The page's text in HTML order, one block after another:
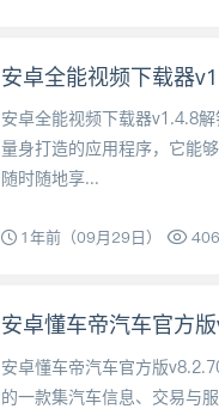
安卓全能视频下载器
安卓全能视频下载器v1.4.8
量身打造的应用程序，它能
随时随地享...
1年前（09月29日）
安卓懂车帝汽车官方
安卓懂车帝汽车官方版
的一款集汽车信息、交易与